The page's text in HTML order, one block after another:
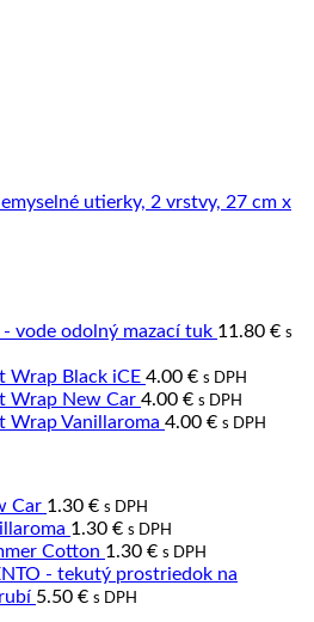
utierky, 2 vrstvy, 27 cm x
- vode odolný mazací tuk 11.80 € s
Wrap Black iCE 4.00 € s DPH
Wrap New Car 4.00 € s DPH
Wrap Vanillaroma 4.00 € s DPH
Car 1.30 € s DPH
1.30 € s DPH
Cotton 1.30 € s DPH
- tekutý prostriedok na
5.50 € s DPH